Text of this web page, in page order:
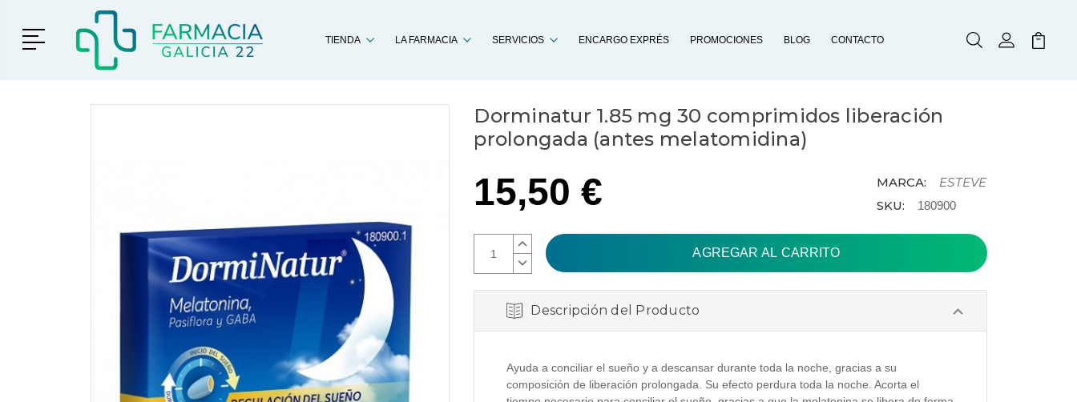
Menú TIENDA LA FARMACIA SERVICIOS ENCARGO EXPRÉS PROMOCIONES BLOG CONTACTO BuscarMi Cuenta
Mi
Dorminatur 1.85 mg 30 comprimidos liberación
prolongada (antes melatomidina)
15,50 €
AUMENTAR
CANTIDAD:
DISMINUIR
CANTIDAD:
MARCA:
ESTEVE
SKU:
180900
Descripción del Producto
Ayuda a conciliar el sueño y a descansar durante toda la noche, gracias a su
composición de liberación prolongada. Su efecto perdura toda la noche. Acorta el